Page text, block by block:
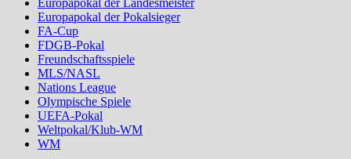
Europapokal der Landesmeister
Europapokal der Pokalsieger
FA-Cup
FDGB-Pokal
Freundschaftsspiele
MLS/NASL
Nations League
Olympische Spiele
UEFA-Pokal
Weltpokal/Klub-WM
WM